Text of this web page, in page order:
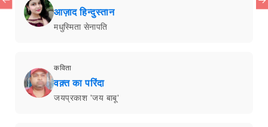
आज़ाद हिन्दुस्तान
मधुस्मिता सेनापति
कविता
वक़्त का परिंदा
जयप्रकाश 'जय बाबू'